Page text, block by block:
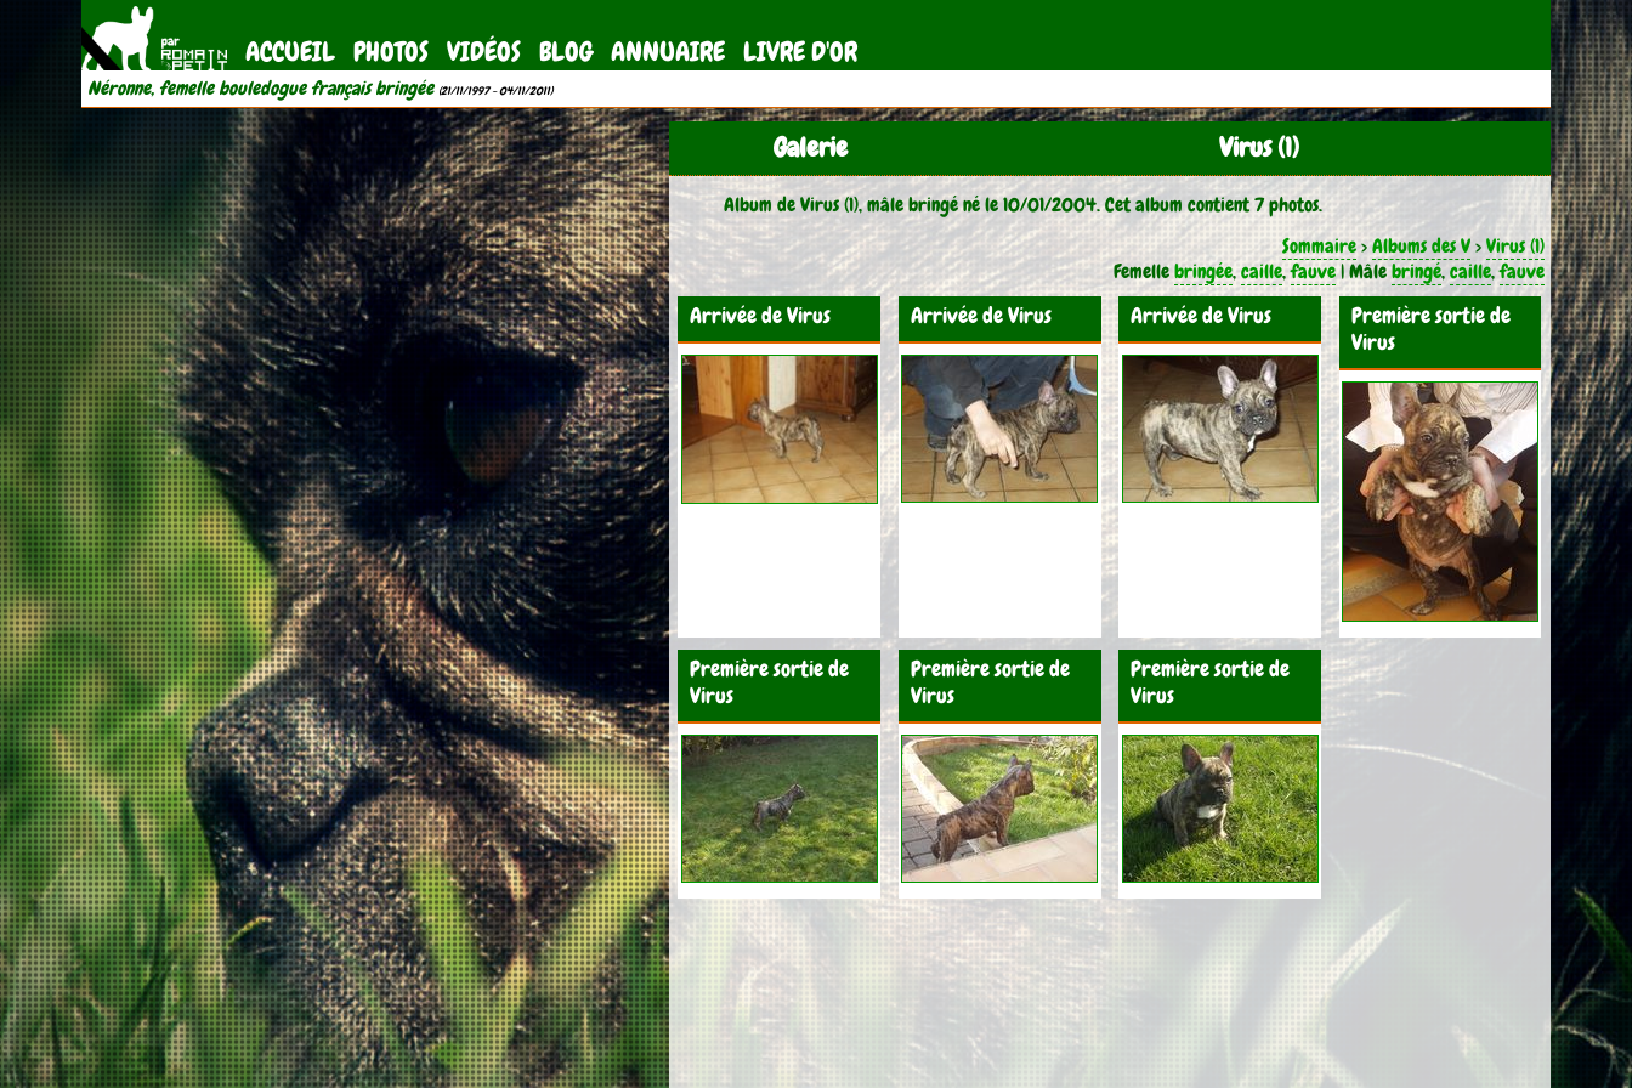
ACCUEIL PHOTOS VIDÉOS BLOG ANNUAIRE LIVRE D'OR
Néronne, femelle bouledogue français bringée (21/11/1997 - 04/11/2011)
Galerie Virus (1)
Album de Virus (1), mâle bringé né le 10/01/2004. Cet album contient 7 photos.
Sommaire>Albums des V>Virus (1)
Femellebringée,caille,fauve| Mâlebringé,caille,fauve
Arrivée de Virus Arrivée de Virus Arrivée de Virus
Première sortie de
Virus
Première sortie de
Virus
Première sortie de
Virus
Première sortie de
Virus